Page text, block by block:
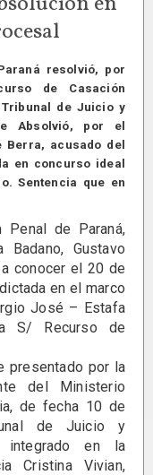
resolvió, por
de Casación
de Juicio y
Absolvió, por el
acusado del
en concurso ideal
Sentencia que en
de Paraná,
Gustavo
conocer el 20 de
en el marco
José – Estafa
S/ Recurso de
por la
del Ministerio
de fecha 10 de
de Juicio y
integrado en la
Cristina Vivian,